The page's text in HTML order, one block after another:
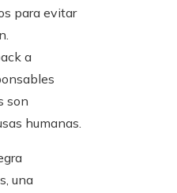
para evitar
a
son
humanas.
una